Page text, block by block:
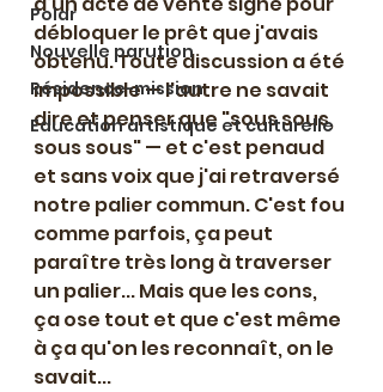
Polar
Nouvelle parution
Résidence-mission
Education artistique et culturelle
débloquer le prêt que j'avais
obtenu. Toute discussion a été
impossible — l'autre ne savait
dire et penser que "sous sous,
sous sous" — et c'est penaud
et sans voix que j'ai retraversé
notre palier commun. C'est fou
comme parfois, ça peut
paraître très long à traverser
un palier... Mais que les cons,
ça ose tout et que c'est même
à ça qu'on les reconnaît, on le
savait...